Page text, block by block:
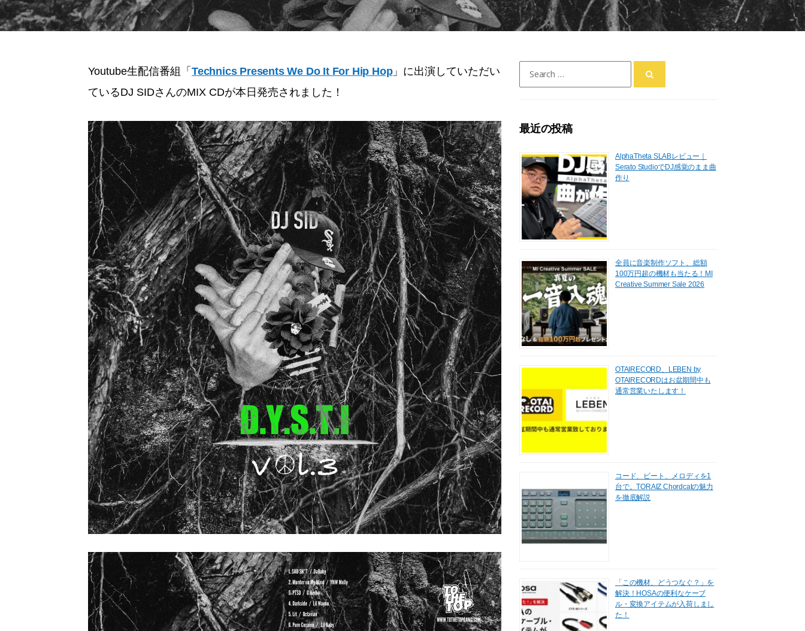
Youtube生配信番組「 Technics Presents We Do It For Hip Hop」に出演していただい
ているDJ SIDさんのMIX CDが本日発売されました！
for:
最近の投稿
AlphaTheta SLABレビュー｜
Serato StudioでDJ感覚のまま曲
作り
全員に音楽制作ソフト、総額
100万円超の機材も当たる！MI
Creative Summer Sale 2026
OTAIRECORD、LEBEN by
OTAIRECORDはお盆期間中も
通常営業いたします！
コード、ビート、メロディを1
台で。TORAIZ Chordcatの魅力
を徹底解説
「この機材、どうつなぐ？」を
解決！HOSAの便利なケーブ
ル・変換アイテムが入荷しまし
た！